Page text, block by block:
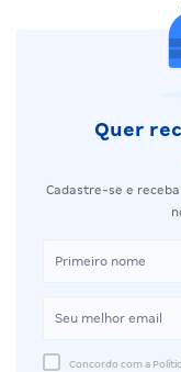
Quer
Cadastre-se e
Concordo com a